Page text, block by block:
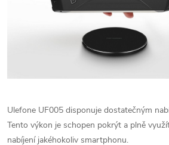
Ulefone UF005 disponuje dostatečným
Tento výkon je schopen pokrýt a plně
nabíjení jakéhokoliv smartphonu.